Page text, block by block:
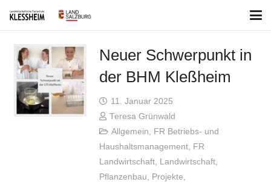
Neuer Schwerpunkt in
der BHM Kleßheim
11. Januar 2025
Teresa Grünwald
Allgemein, FR Betriebs- und
Haushaltsmanagement, FR
Landwirtschaft, Landwirtschaft,
Pflanzenbau, Projekte,